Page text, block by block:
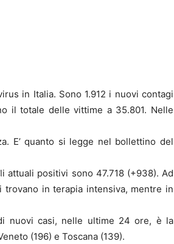
in Italia. Sono 1.912 i nuovi contagi
il totale delle vittime a 35.801. Nelle
E’ quanto si legge nel bollettino del
attuali positivi sono 47.718 (+938). Ad
in terapia intensiva, mentre in
nuovi casi, nelle ultime 24 ore, è la
(196) e Toscana (139).